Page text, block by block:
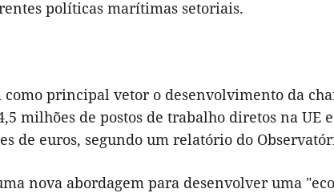
políticas marítimas setoriais.
principal vetor o desenvolvimento da
milhões de postos de trabalho diretos na UE
de euros, segundo um relatório do
nova abordagem para desenvolver uma